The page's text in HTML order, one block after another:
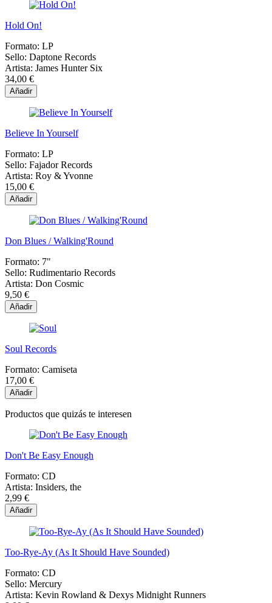
Hold On!
Formato: LP
Sello: Daptone Records
Artista: James Hunter Six
34,00 €
Añadir
Believe In Yourself
Formato: LP
Sello: Fajador Records
Artista: Roy & Yvonne
15,00 €
Añadir
Don Blues / Walking'Round
Formato: 7"
Sello: Rudimentario Records
Artista: Don Cosmic
9,50 €
Añadir
Soul Records
Formato: Camiseta
17,00 €
Añadir
Productos que quizás te interesen
Don't Be Easy Enough
Formato: CD
Artista: Insiders, the
2,99 €
Añadir
Too-Rye-Ay (As It Should Have Sounded)
Formato: CD
Sello: Mercury
Artista: Kevin Rowland & Dexys Midnight Runners